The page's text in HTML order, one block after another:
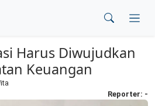
Harus Diwujudkan
Keuangan
Reporter: -